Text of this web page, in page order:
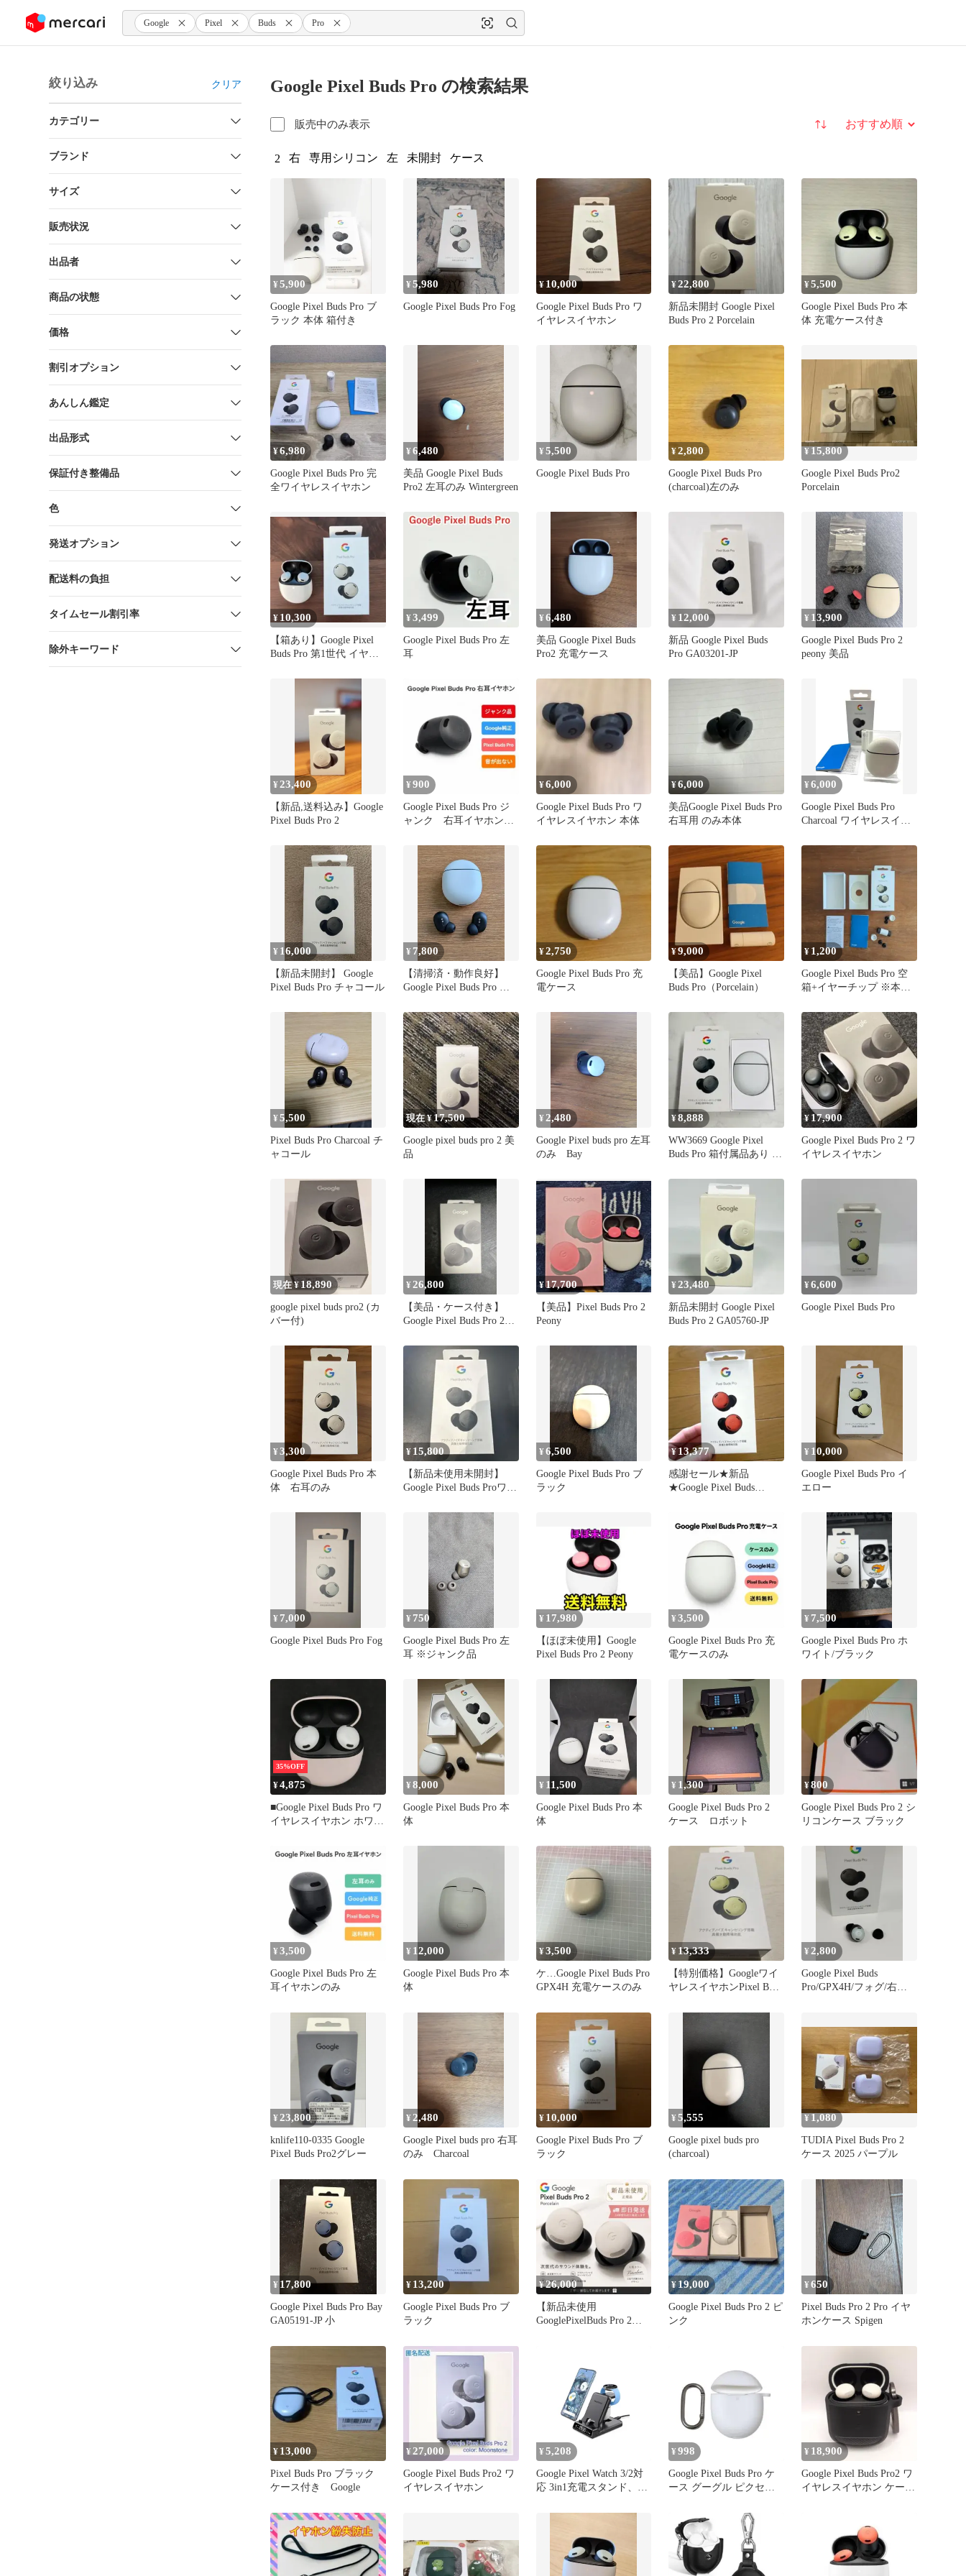
ツにスキップ Google Pixel Buds Pro
絞り込み クリア
カテゴリー
ブランド
サイズ
販売状況
出品者
商品の状態
価格
割引オプション
あんしん鑑定
出品形式
保証付き整備品
色
発送オプション
配送料の負担
タイムセール割引率
除外キーワード
Google Pixel Buds Pro の検索結果
販売中のみ表示 並び替え
2 右 専用シリコン 左 未開封 ケース
¥5,900
Google Pixel Buds Pro ブ
ラック 本体 箱付き
¥5,980
Google Pixel Buds Pro Fog
¥10,000
Google Pixel Buds Pro ワ
イヤレスイヤホン
¥22,800
新品未開封 Google Pixel
Buds Pro 2 Porcelain
¥5,500
Google Pixel Buds Pro 本
体 充電ケース付き
¥6,980
Google Pixel Buds Pro 完
全ワイヤレスイヤホン
¥6,480
美品 Google Pixel Buds
Pro2 左耳のみ Wintergreen
¥5,500
Google Pixel Buds Pro
¥2,800
Google Pixel Buds Pro
(charcoal)左のみ
¥ 15,800
Google Pixel Buds Pro2
Porcelain
¥ 10,300
【箱あり】Google Pixel
Buds Pro 第1世代 イヤー
¥3,499
Google Pixel Buds Pro 左
耳
¥6,480
美品 Google Pixel Buds
Pro2 充電ケース
¥ 12,000
新品 Google Pixel Buds
Pro GA03201-JP
¥ 13,900
Google Pixel Buds Pro 2
peony 美品
¥ 23,400
【新品,送料込み】Google
Pixel Buds Pro 2
¥ 900
Google Pixel Buds Pro ジ
ャンク 右耳イヤホンの
¥6,000
Google Pixel Buds Pro ワ
イヤレスイヤホン 本体
¥6,000
美品Google Pixel Buds Pro
右耳用 のみ本体
¥6,000
Google Pixel Buds Pro
Charcoal ワイヤレスイヤ
¥ 16,000
【新品未開封】 Google
Pixel Buds Pro チャコール
¥ 7,800
【清掃済・動作良好】
Google Pixel Buds Pro チ
¥2,750
Google Pixel Buds Pro 充
電ケース
¥9,000
【美品】Google Pixel
Buds Pro（Porcelain）
¥ 1,200
Google Pixel Buds Pro 空
箱+イヤーチップ ※本体
¥5,500
Pixel Buds Pro Charcoal チ
ャコール
現在 ¥17,500
Google pixel buds pro 2 美
品
¥ 2,480
Google Pixel buds pro 左耳
のみ Bay
¥8,888
WW3669 Google Pixel
Buds Pro 箱付属品あり 美
¥ 17,900
Google Pixel Buds Pro 2 ワ
イヤレスイヤホン
現在 ¥18,890
google pixel buds pro2 (カ
バー付)
¥ 26,800
【美品・ケース付き】
Google Pixel Buds Pro 2
¥17,700
【美品】Pixel Buds Pro 2
Peony
¥23,480
新品未開封 Google Pixel
Buds Pro 2 GA05760-JP
¥6,600
Google Pixel Buds Pro
¥3,300
Google Pixel Buds Pro 本
体 右耳のみ
¥ 15,800
【新品未使用未開封】
Google Pixel Buds Proワイ
¥6,500
Google Pixel Buds Pro ブ
ラック
¥13,377
感謝セール★新品
★Google Pixel Buds
¥ 10,000
Google Pixel Buds Pro イ
エロー
¥ 7,000
Google Pixel Buds Pro Fog
¥ 750
Google Pixel Buds Pro 左
耳 ※ジャンク品
¥ 17,980
【ほぼ未使用】Google
Pixel Buds Pro 2 Peony
¥ 3,500
Google Pixel Buds Pro 充
電ケースのみ
¥ 7,500
Google Pixel Buds Pro ホ
ワイト/ブラック
35%OFF
¥4,875
■Google Pixel Buds Pro ワ
イヤレスイヤホン ホワイ
¥8,000
Google Pixel Buds Pro 本
体
¥ 11,500
Google Pixel Buds Pro 本
体
¥ 1,300
Google Pixel Buds Pro 2
ケース ロボット
¥800
Google Pixel Buds Pro 2 シ
リコンケース ブラック
¥ 3,500
Google Pixel Buds Pro 左
耳イヤホンのみ
¥ 12,000
Google Pixel Buds Pro 本
体
¥3,500
ケ…Google Pixel Buds Pro
GPX4H 充電ケースのみ
¥ 13,333
【特別価格】Googleワイ
ヤレスイヤホンPixel Buds
¥2,800
Google Pixel Buds
Pro/GPX4H/フォグ/右耳
¥23,800
knlife110-0335 Google
Pixel Buds Pro2グレー
¥2,480
Google Pixel buds pro 右耳
のみ Charcoal
¥ 10,000
Google Pixel Buds Pro ブ
ラック
¥5,555
Google pixel buds pro
(charcoal)
¥ 1,080
TUDIA Pixel Buds Pro 2
ケース 2025 パープル
¥ 17,800
Google Pixel Buds Pro Bay
GA05191-JP 小
¥ 13,200
Google Pixel Buds Pro ブ
ラック
¥26,000
【新品未使用
GooglePixelBuds Pro 2
¥19,000
Google Pixel Buds Pro 2 ピ
ンク
¥650
Pixel Buds Pro 2 Pro イヤ
ホンケース Spigen
¥ 13,000
Pixel Buds Pro ブラック
ケース付き Google
¥27,000
Google Pixel Buds Pro2 ワ
イヤレスイヤホン
¥ 5,208
Google Pixel Watch 3/2対
応 3in1充電スタンド、折
電器、Google Pixel
2/Pro/Aシリーズ対応
(Pixel Watch 4/1非対応)、
¥ 998
Google Pixel Buds Pro ケ
ース グーグル ピクセル
¥ 18,900
Google Pixel Buds Pro2 ワ
イヤレスイヤホン ケース